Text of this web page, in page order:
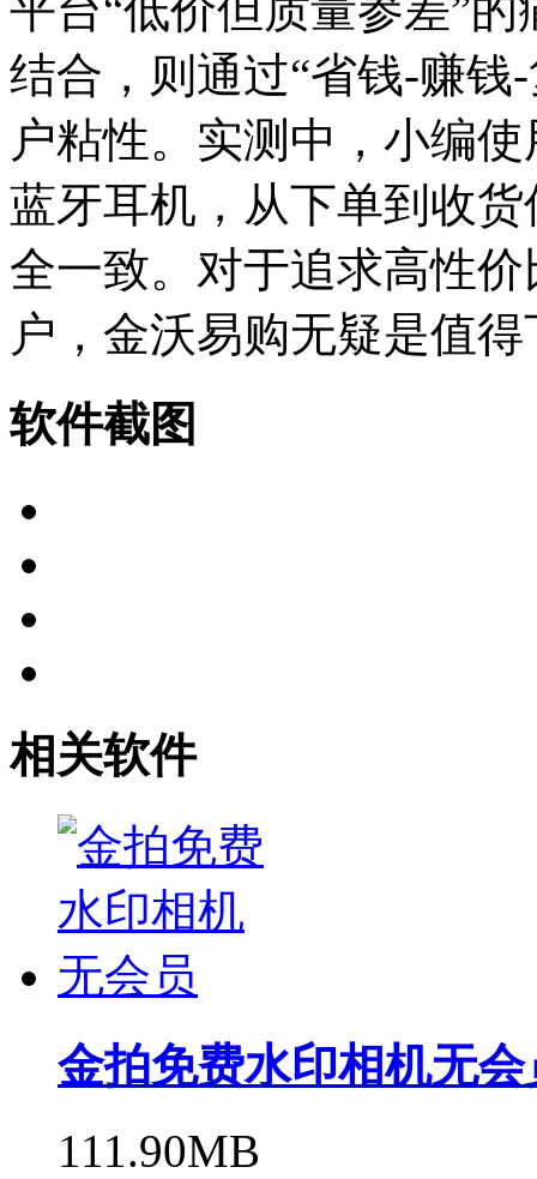
结合，则通过“省钱-赚钱
户粘性。实测中，小编
蓝牙耳机，从下单到收
全一致。对于追求高性
户，金沃易购无疑是值
软件截图
相关软件
金拍免费水印相机无会
111.90MB